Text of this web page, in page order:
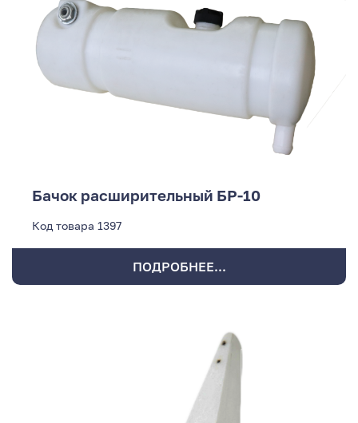
Бачок расширительный БР-10
Код товара 1397
ПОДРОБНЕЕ...